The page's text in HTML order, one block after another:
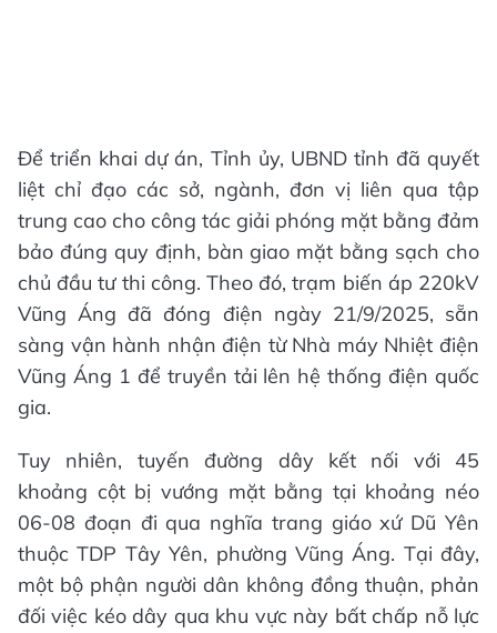
Để triển khai dự án, Tỉnh ủy, UBND tỉnh đã quyết
liệt chỉ đạo các sở, ngành, đơn vị liên qua tập
trung cao cho công tác giải phóng mặt bằng đảm
bảo đúng quy định, bàn giao mặt bằng sạch cho
chủ đầu tư thi công. Theo đó, trạm biến áp 220kV
Vũng Áng đã đóng điện ngày 21/9/2025, sẵn
sàng vận hành nhận điện từ Nhà máy Nhiệt điện
Vũng Áng 1 để truyền tải lên hệ thống điện quốc
gia.
Tuy nhiên, tuyến đường dây kết nối với 45
khoảng cột bị vướng mặt bằng tại khoảng néo
06-08 đoạn đi qua nghĩa trang giáo xứ Dũ Yên
thuộc TDP Tây Yên, phường Vũng Áng. Tại đây,
một bộ phận người dân không đồng thuận, phản
đối việc kéo dây qua khu vực này bất chấp nỗ lực